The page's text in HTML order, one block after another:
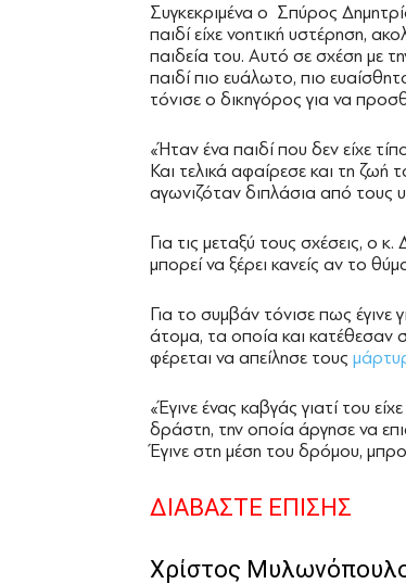
Συγκεκριμένα ο Σπύρος
παιδί είχε νοητική υστέρηση,
παιδεία του. Αυτό σε σχέση με
παιδί πιο ευάλωτο, πιο
τόνισε ο δικηγόρος για να
«Ήταν ένα παιδί που δεν είχε
Και τελικά αφαίρεσε και τη ζωή
αγωνιζόταν διπλάσια από τους
Για τις μεταξύ τους σχέσεις, ο
μπορεί να ξέρει κανείς αν το
Για το συμβάν τόνισε πως
άτομα, τα οποία και
φέρεται να απείλησε τους
«Έγινε ένας καβγάς γιατί του
δράστη, την οποία άργησε να
Έγινε στη μέση του δρόμου,
ΔΙΑΒΑΣΤΕ ΕΠΙΣΗΣ
Χρίστος